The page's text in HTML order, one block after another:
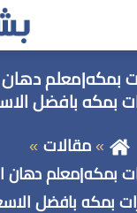
بمكه|معلم
بمكه بافضل
مقالات
بمكه|معلم دهان
بمكه بافضل